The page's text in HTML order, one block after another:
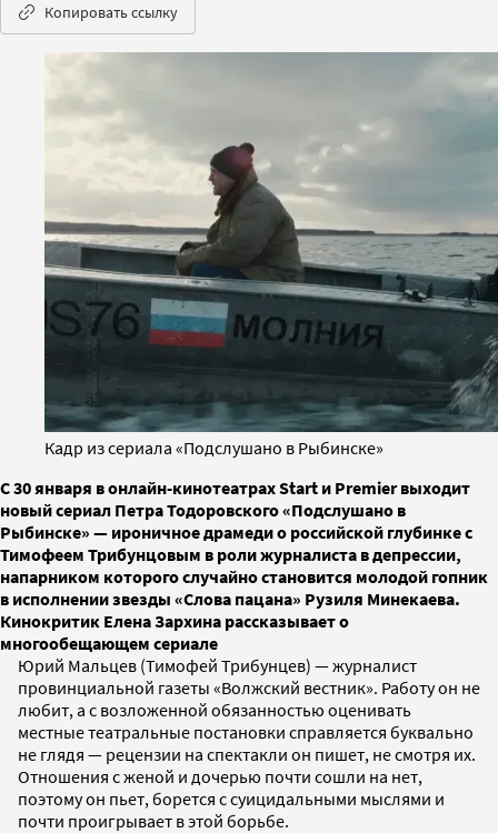
Копировать ссылку
Кадр из сериала «Подслушано в Рыбинске»
С 30 января в онлайн-кинотеатрах Start и Premier выходит
новый сериал Петра Тодоровского «Подслушано в
Рыбинске» — ироничное драмеди о российской глубинке с
Тимофеем Трибунцовым в роли журналиста в депрессии,
напарником которого случайно становится молодой гопник
в исполнении звезды «Слова пацана» Рузиля Минекаева.
Кинокритик Елена Зархина рассказывает о
многообещающем сериале
Юрий Мальцев (Тимофей Трибунцев) — журналист
провинциальной газеты «Волжский вестник». Работу он не
любит, а с возложенной обязанностью оценивать
местные театральные постановки справляется буквально
не глядя — рецензии на спектакли он пишет, не смотря их.
Отношения с женой и дочерью почти сошли на нет,
поэтому он пьет, борется с суицидальными мыслями и
почти проигрывает в этой борьбе.